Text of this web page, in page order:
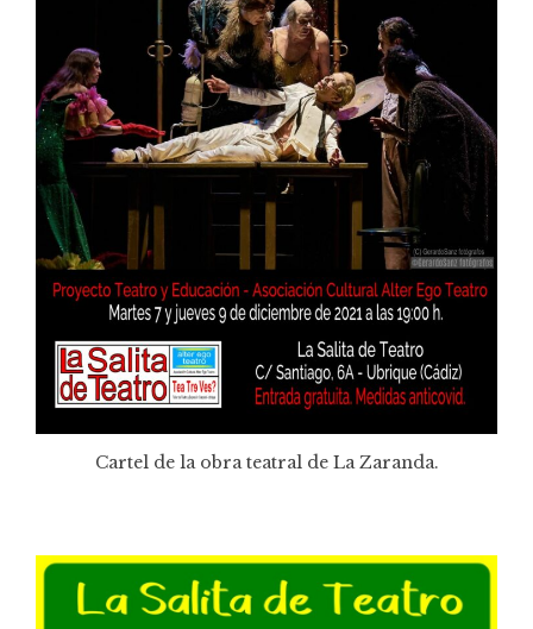
Cartel de la obra teatral de La Zaranda.